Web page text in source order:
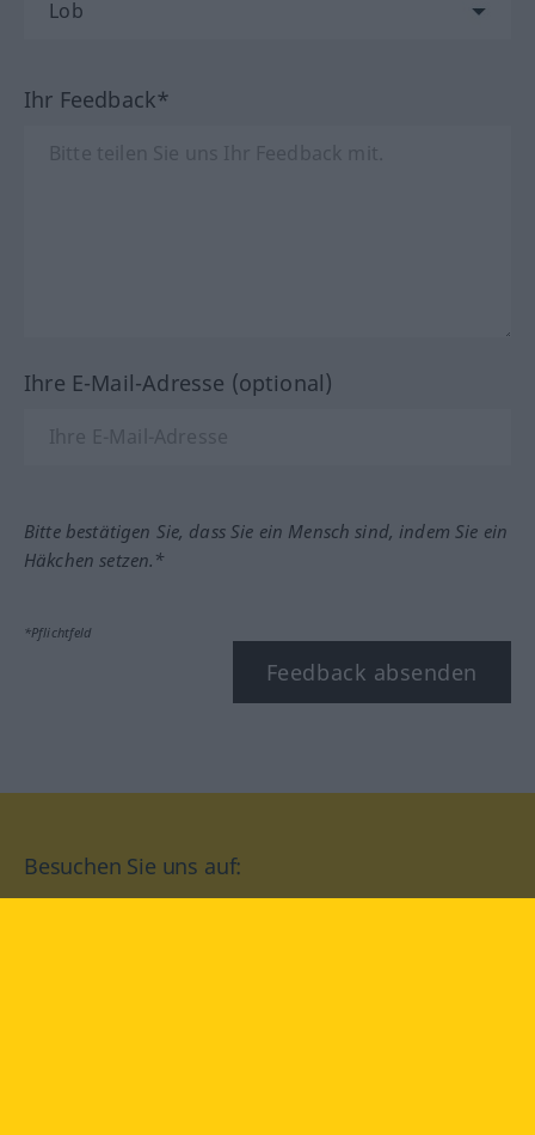
Ihr Feedback*
Ihre E-Mail-Adresse (optional)
Bitte bestätigen Sie, dass Sie ein Mensch sind, indem Sie ein
Häkchen setzen.*
*Pflichtfeld
Feedback absenden
Besuchen Sie uns auf: